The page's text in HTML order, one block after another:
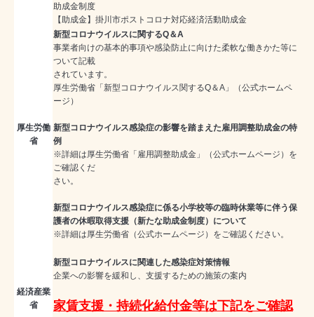
助成金制度
【助成金】 掛川市ポストコロナ対応経済活動助成金
厚生労働
省
新型コロナウイルスに関するQ＆A
事業者向けの基本的事項や感染防止に向けた柔軟な働きかた等に
ついて記載
されています。
厚生労働省「新型コロナウイルス関するQ＆A」（公式ホームペ
ージ）
新型コロナウイルス感染症の影響を踏まえた雇用調整助成金の特
例
※詳細は厚生労働省「雇用調整助成金」（公式ホームページ） を
ご確認くだ
さい。
新型コロナウイルス感染症に係る小学校等の臨時休業等に伴う保
護者の休暇取得支援（新たな助成金制度）について
※詳細は厚生労働省（公式ホームページ） をご確認ください。
経済産業
省
新型コロナウイルスに関連した感染症対策情報
企業への影響を緩和し、支援するための施策の案内
家賃支援・持続化給付金等は下記をご確認